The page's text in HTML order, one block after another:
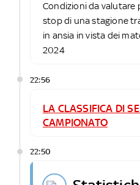
Condizioni da valutare
stop di una stagione
in ansia in vista dei
2024
22:56
LA CLASSIFICA DI
CAMPIONATO
22:50